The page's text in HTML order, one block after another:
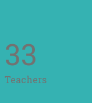
33
Teachers